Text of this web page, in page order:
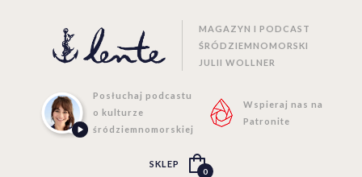
MAGAZYN I PODCAST
ŚRÓDZIEMNOMORSKI
JULII WOLLNER
Posłuchaj podcastu
o kulturze
śródziemnomorskiej
Wspieraj nas na
Patronite
SKLEP
0